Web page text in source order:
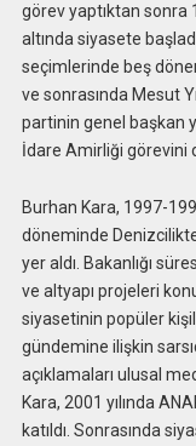
görev yaptıktan sonra
altında siyasete
seçimlerinde beş
ve sonrasında Mesut
partinin genel başkan
İdare Amirliği görevini
Burhan Kara, 1997-
döneminde
yer aldı. Bakanlığı
ve altyapı projeleri
siyasetinin popüler
gündemine ilişkin
açıklamaları ulusal
Kara, 2001 yılında
katıldı. Sonrasında